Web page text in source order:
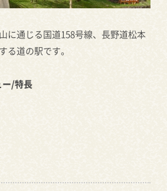
に通じる国道158号線、長野道松本
る道の駅です。
ー/特長